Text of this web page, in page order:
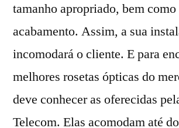
tamanho apropriado, bem
acabamento. Assim, a sua
incomodará o cliente. E para
melhores rosetas ópticas do
deve conhecer as oferecidas
Telecom. Elas acomodam até